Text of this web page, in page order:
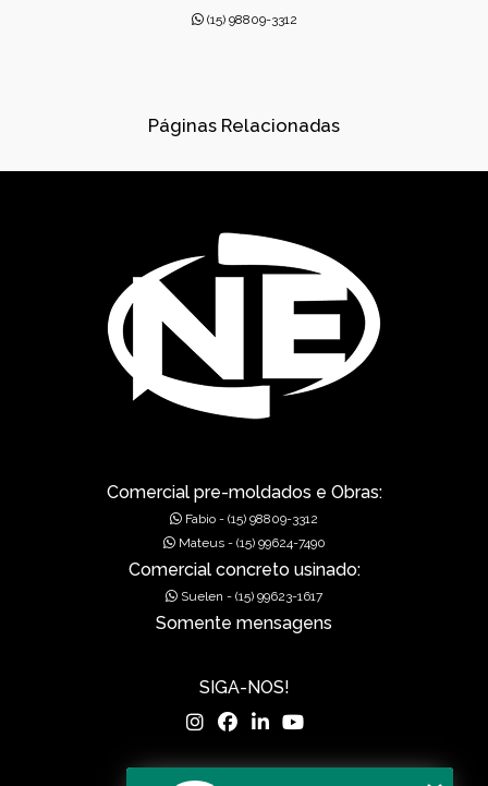
CONCRETO USINADO INDUSTRIAL
FÁBRICA DE PRÉ-MOLDADOS
GÁRGULAS PRÉ-MOLDADAS
GRELHAS PARA BOCA DE LEÃO
MUROS DE ALA PRÉ-MOLDADOS
MUROS EM CONCRETO
MUROS PRÉ FABRICADOS
PISOS DE CONCRETO
(15) 98809-3312
Páginas Relacionadas
Comercial pre-moldados e Obras:
Fabio - (15) 98809-3312
Mateus - (15) 99624-7490
Comercial concreto usinado:
Suelen - (15) 99623-1617
Somente mensagens
SIGA-NOS!